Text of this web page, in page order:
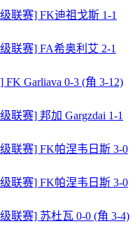
联赛] FK迪祖戈斯 1-1
联赛] FA希奥利艾 2-1
FK Garliava 0-3 (角 3-12)
联赛] 邦加 Gargzdai 1-1
联赛] FK帕涅韦日斯 3-0
联赛] FK帕涅韦日斯 3-0
联赛] 苏杜瓦 0-0 (角 3-4)